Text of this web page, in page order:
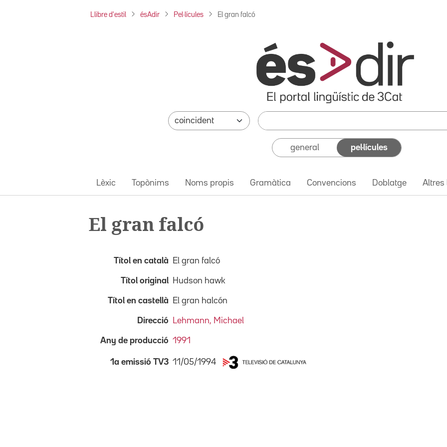
Llibre d'estil ésAdir Pel·lícules El gran falcó
general pel·lícules
Lèxic Topònims Noms propis Gramàtica Convencions Doblatge Altres
El gran falcó
Títol en català El gran falcó
Títol original Hudson hawk
Títol en castellà El gran halcón
Direcció Lehmann, Michael
Any de producció 1991
1a emissió TV3 11/05/1994